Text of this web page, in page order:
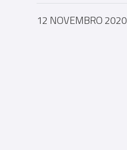
12 NOVEMBRO 2020